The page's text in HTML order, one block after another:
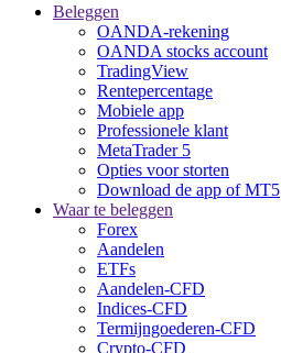
Beleggen
OANDA-rekening
OANDA stocks account
TradingView
Rentepercentage
Mobiele app
Professionele klant
MetaTrader 5
Opties voor storten
Download de app of MT5
Waar te beleggen
Forex
Aandelen
ETFs
Aandelen-CFD
Indices-CFD
Termijngoederen-CFD
Crypto-CFD